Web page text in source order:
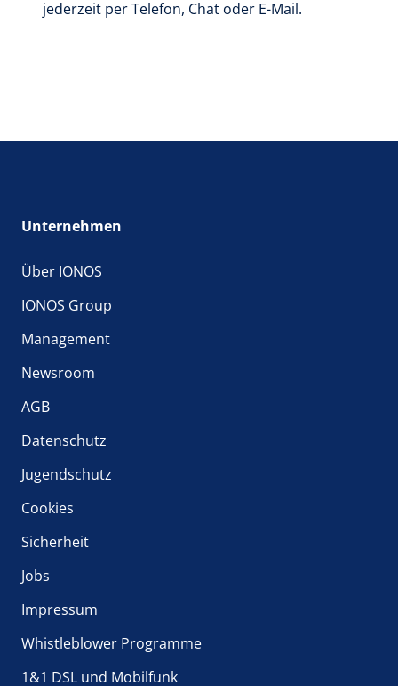
jederzeit per Telefon, Chat oder E-Mail.
Unternehmen
Über IONOS
IONOS Group
Management
Newsroom
AGB
Datenschutz
Jugendschutz
Cookies
Sicherheit
Jobs
Impressum
Whistleblower Programme
1&1 DSL und Mobilfunk